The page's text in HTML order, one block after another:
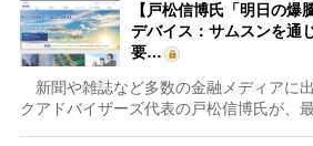
【戸松信博氏「明日の爆
デバイス：サムスンを通
要…
新聞や雑誌など多数の金融メディアに
クアドバイザーズ代表の戸松信博氏が、